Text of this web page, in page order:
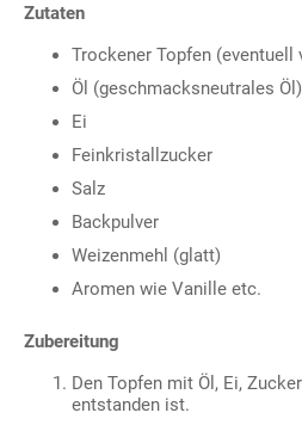
Zutaten
Trockener Topfen (eventuell
Öl (geschmacksneutrales Öl)
Ei
Feinkristallzucker
Salz
Backpulver
Weizenmehl (glatt)
Aromen wie Vanille etc.
Zubereitung
Den Topfen mit Öl, Ei,
entstanden ist.